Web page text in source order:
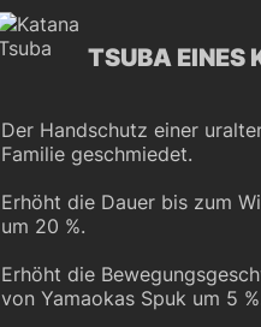
TSUBA EINES
Der Handschutz einer
Familie geschmiedet.
Erhöht die Dauer bis zum
um 20 %.
Erhöht die
von Yamaokas Spuk um 5